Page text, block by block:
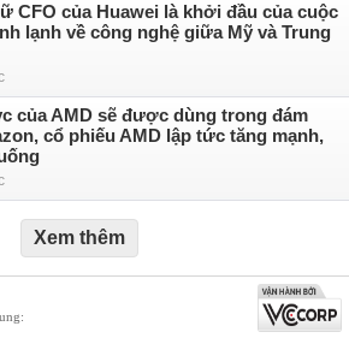
CFO của Huawei là khởi đầu của cuộc
lạnh về công nghệ giữa Mỹ và Trung
của AMD sẽ được dùng trong đám
cổ phiếu AMD lập tức tăng mạnh,
Xem thêm